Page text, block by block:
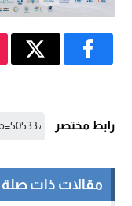
رابط مختصر
مقالات ذات صلة